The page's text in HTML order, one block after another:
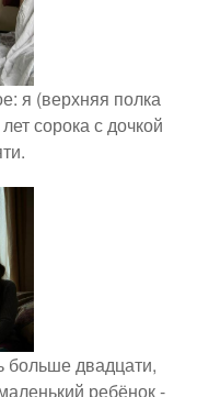
я (верхняя полка
сорока с дочкой
двадцати,
ребёнок -